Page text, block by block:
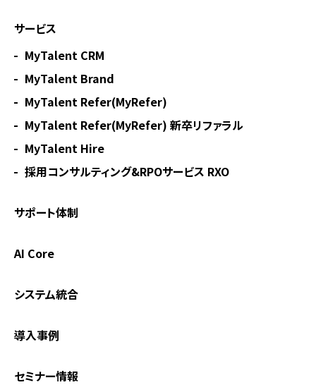
サービス
MyTalent CRM
MyTalent Brand
MyTalent Refer(MyRefer)
MyTalent Refer(MyRefer) 新卒リファラル
MyTalent Hire
採用コンサルティング&RPOサービス RXO
サポート体制
AI Core
システム統合
導入事例
セミナー情報